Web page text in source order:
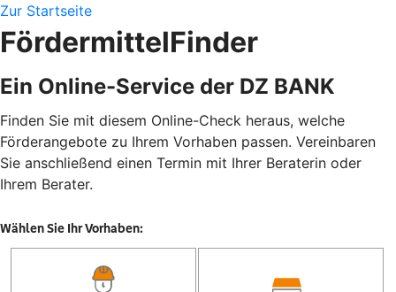
Zur Startseite
FördermittelFinder
Ein Online-Service der DZ BANK
Finden Sie mit diesem Online-Check heraus, welche
Förderangebote zu Ihrem Vorhaben passen. Vereinbaren
Sie anschließend einen Termin mit Ihrer Beraterin oder
Ihrem Berater.